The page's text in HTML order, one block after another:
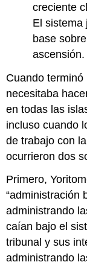
creciente
El sistema
base
ascensión.
Cuando
necesitaba
en todas las
incluso cuando
de trabajo con
ocurrieron dos
Primero,
“administración
administrando
caían bajo el
tribunal y sus
administrando